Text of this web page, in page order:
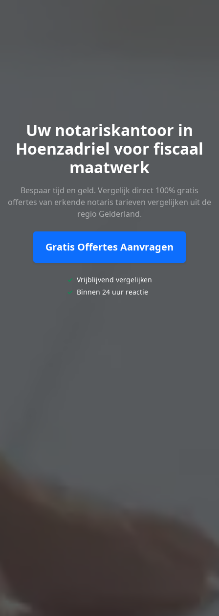
Uw notariskantoor in
Hoenzadriel voor fiscaal
maatwerk
Bespaar tijd en geld. Vergelijk direct 100% gratis
offertes van erkende notaris tarieven vergelijken uit de
regio Gelderland.
Gratis Offertes Aanvragen
✓ Vrijblijvend vergelijken
✓ Binnen 24 uur reactie